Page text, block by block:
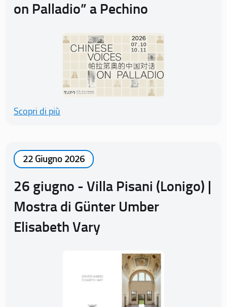
on Palladio” a Pechino
Scopri di più
22 Giugno 2026
26 giugno - Villa Pisani (Lonigo) |
Mostra di Günter Umber
Elisabeth Vary